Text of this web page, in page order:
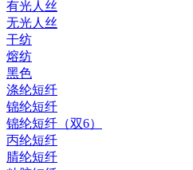
有光人丝
无光人丝
干纺
熔纺
黑色
涤纶短纤
锦纶短纤
锦纶短纤（双6）
丙纶短纤
腈纶短纤